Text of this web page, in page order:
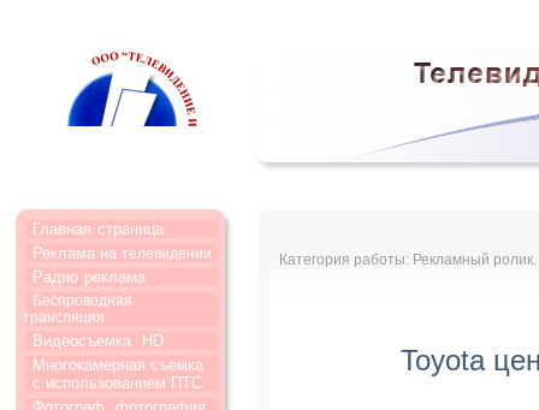
Главная страница
Реклама на телевидении
Радио реклама
Беспроводная
трансляция
Видеосъемка
HD
Многокамерная съемка
с использованием ПТС
Категория работы: Рекламный ролик.
Toyota